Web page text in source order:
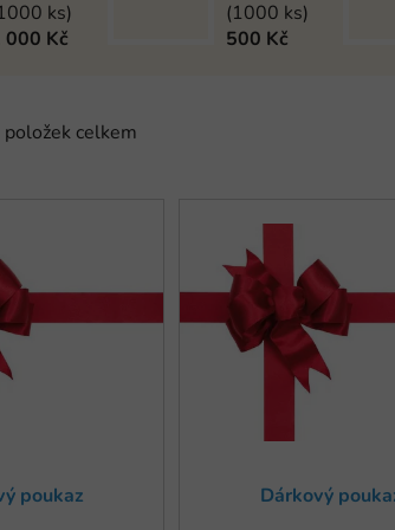
ks)
000 Kč
(1000 ks)
500 Kč
položek celkem
poukaz
Dárkový